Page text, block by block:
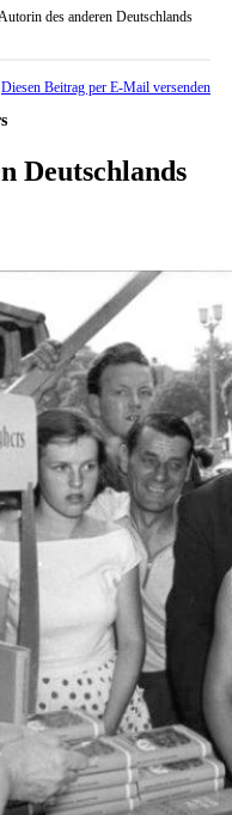
des anderen Deutschlands
Diesen Beitrag per E-Mail versenden
Deutschlands